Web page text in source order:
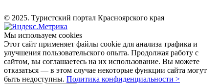
© 2025. Туристский портал Красноярского края
Мы используем cookies
Этот сайт применяет файлы cookie для анализа трафика и
улучшения пользовательского опыта. Продолжая работу с
сайтом, вы соглашаетесь на их использование. Вы можете
отказаться — в этом случае некоторые функции сайта могут
быть недоступны. Политика конфиденциальности >